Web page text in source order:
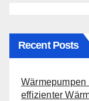
Recent Posts
effizienter